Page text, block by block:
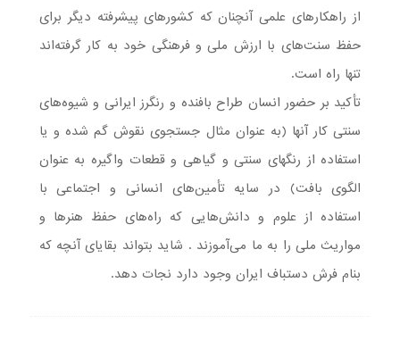
از راهکارهای علمی آنچنان که کشورهای پیشرفته دیگر برای
حفظ سنت‌های با ارزش ملی و فرهنگی خود به کار گرفته‌اند
تنها راه است.
تأکید بر حضور انسان طراح بافنده و رنگرز ایرانی و شیوه‌های
سنتی کار آنها (به عنوان مثال جستجوی نقوش گم شده و یا
استفاده از رنگهای سنتی و گیاهی و قطعات واگیره به عنوان
الگوی بافت) در سایه تأمین‌های انسانی و اجتماعی با
استفاده از علوم و دانش‌هایی که راه‌های حفظ هنرها و
مواریث ملی را به ما می‌آموزند . شاید بتواند بقایای آنچه که
بنام فرش دستباف ایران وجود دارد نجات دهد.